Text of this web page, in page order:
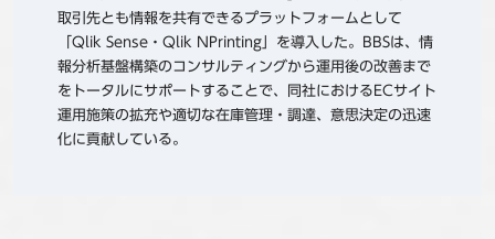
取引先とも情報を共有できるプラットフォームとして
「Qlik Sense・Qlik NPrinting」を導入した。BBSは、情
報分析基盤構築のコンサルティングから運用後の改善まで
をトータルにサポートすることで、同社におけるECサイト
運用施策の拡充や適切な在庫管理・調達、意思決定の迅速
化に貢献している。